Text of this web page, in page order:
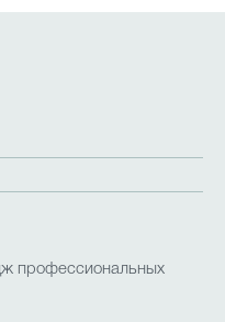
профессиональных